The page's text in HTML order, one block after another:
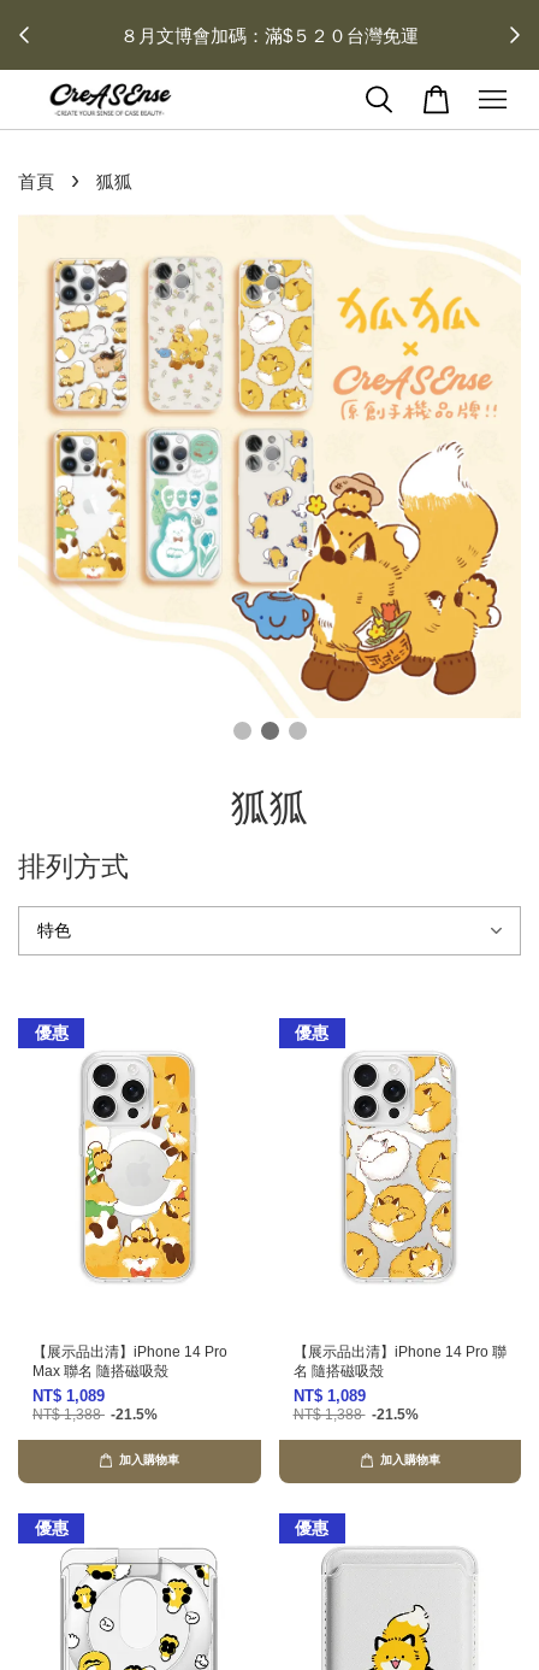
８月文博會加碼：滿$５２０台灣免運
首頁 › 狐狐
狐狐
排列方式
優惠
【展示品出清】iPhone 14 Pro
Max 聯名 隨搭磁吸殼
NT$ 1,089
NT$ 1,388 -21.5%
加入購物車
優惠
【展示品出清】iPhone 14 Pro 聯
名 隨搭磁吸殼
NT$ 1,089
NT$ 1,388 -21.5%
加入購物車
優惠 優惠